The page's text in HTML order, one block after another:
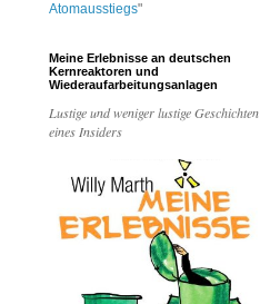
Atomausstiegs"
Meine Erlebnisse an deutschen
Kernreaktoren und
Wiederaufarbeitungsanlagen
Lustige und weniger lustige Geschichten
eines Insiders